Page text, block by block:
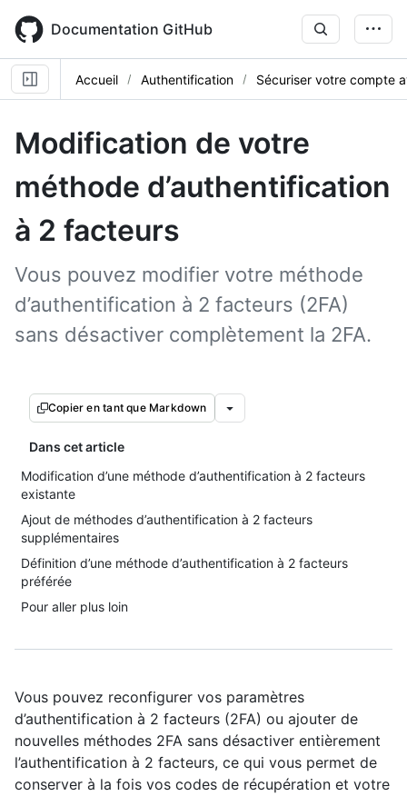
main
content
Documentation GitHub
Accueil Authentification Sécuriser votre compte
Modification de votre
méthode d’authentification
à 2 facteurs
Vous pouvez modifier votre méthode
d’authentification à 2 facteurs (2FA)
sans désactiver complètement la 2FA.
Copier en tant que Markdown
Dans cet article
Modification d’une méthode d’authentification à 2 facteurs
existante
Ajout de méthodes d’authentification à 2 facteurs
supplémentaires
Définition d’une méthode d’authentification à 2 facteurs
préférée
Pour aller plus loin
Vous pouvez reconfigurer vos paramètres
d’authentification à 2 facteurs (2FA) ou ajouter de
nouvelles méthodes 2FA sans désactiver entièrement
l’authentification à 2 facteurs, ce qui vous permet de
conserver à la fois vos codes de récupération et votre